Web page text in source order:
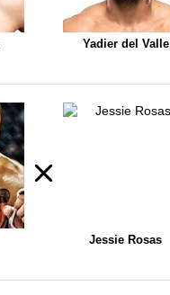
Yadier del Valle
Jessie Rosas